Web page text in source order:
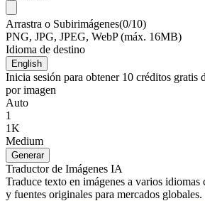
Arrastra o Subirimágenes(0/10)
PNG, JPG, JPEG, WebP (máx. 16MB)
Idioma de destino
English
Inicia sesión para obtener 10 créditos gratis
por imagen
Auto
1
1K
Medium
Generar
Traductor de Imágenes IA
Traduce texto en imágenes a varios idiomas
y fuentes originales para mercados globales.